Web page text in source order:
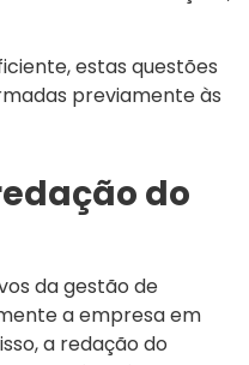
estas questões
previamente às
do
da gestão de
a empresa em
a redação do